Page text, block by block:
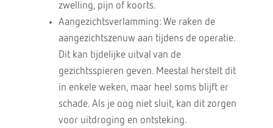
zwelling, pijn of koorts.
Aangezichtsverlamming: We raken de
aangezichtszenuw aan tijdens de operatie.
Dit kan tijdelijke uitval van de
gezichtsspieren geven. Meestal herstelt dit
in enkele weken, maar heel soms blijft er
schade. Als je oog niet sluit, kan dit zorgen
voor uitdroging en ontsteking.